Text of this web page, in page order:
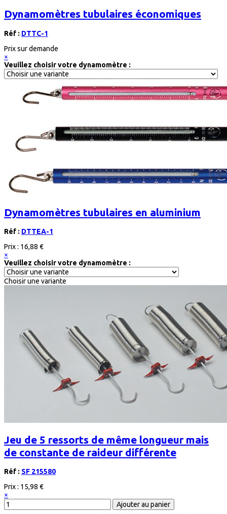
Dynamomètres tubulaires économiques
Réf : DTTC-1
Prix sur demande
×
Veuillez choisir votre dynamomètre :
Dynamomètres tubulaires en aluminium
Réf : DTTEA-1
Prix : 16,88 €
×
Veuillez choisir votre dynamomètre :
Choisir une variante
Jeu de 5 ressorts de même longueur mais
de constante de raideur différente
Réf : SF 215580
Prix : 15,98 €
×